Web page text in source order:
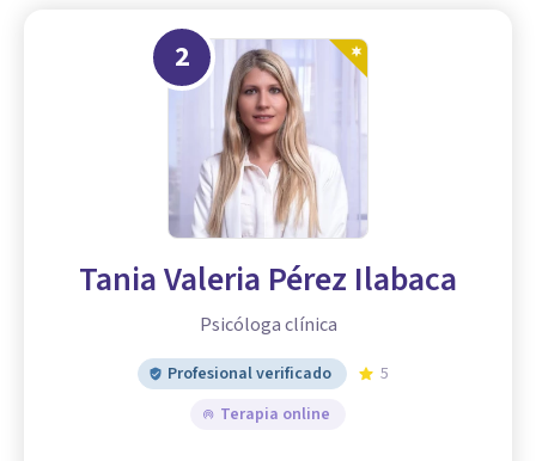
2
Tania Valeria Pérez Ilabaca
Psicóloga clínica
Profesional verificado
5
Terapia online